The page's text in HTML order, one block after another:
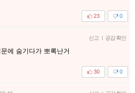
0
23
신고 | 공감 확인
에 숨기다가 뽀록난거
0
30